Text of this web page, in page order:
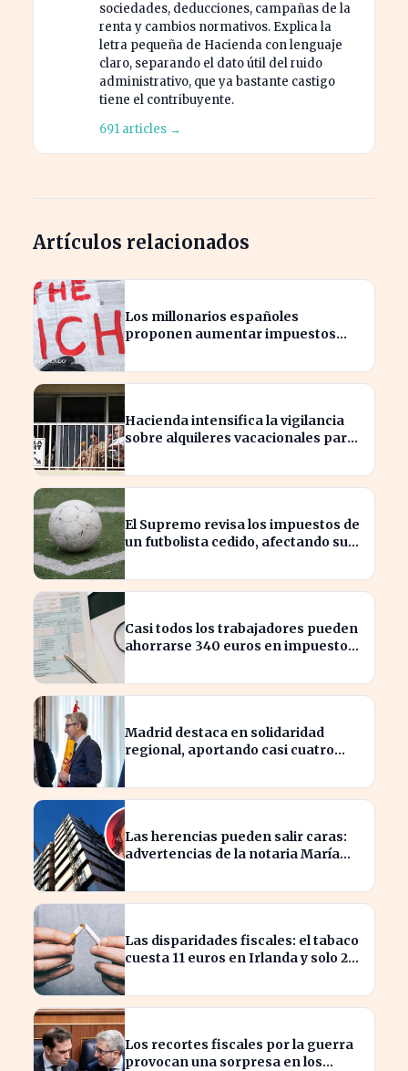
sociedades, deducciones, campañas de la
renta y cambios normativos. Explica la
letra pequeña de Hacienda con lenguaje
claro, separando el dato útil del ruido
administrativo, que ya bastante castigo
tiene el contribuyente.
691 articles →
Artículos relacionados
Los millonarios españoles
proponen aumentar impuestos
económica
Hacienda intensifica la vigilancia
sobre alquileres vacacionales para
El Supremo revisa los impuestos de
un futbolista cedido, afectando su
Casi todos los trabajadores pueden
ahorrarse 340 euros en impuestos,
Madrid destaca en solidaridad
regional, aportando casi cuatro
Las herencias pueden salir caras:
advertencias de la notaria María
Las disparidades fiscales: el tabaco
cuesta 11 euros en Irlanda y solo 2
Los recortes fiscales por la guerra
provocan una sorpresa en los